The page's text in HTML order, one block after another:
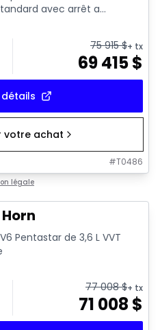
avec arrêt a...
75 915$+ tx
69 415$
votre achat
#T0486
légale
Pentastar de 3,6 L VVT
77 008$+ tx
71 008 $